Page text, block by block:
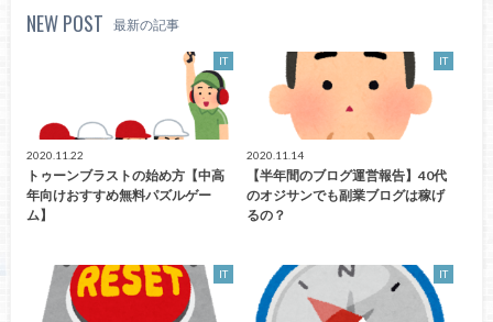
NEW POST 最新の記事
IT
2020.11.22
トゥーンブラストの始め方【中高
年向けおすすめ無料パズルゲー
ム】
IT
2020.11.14
【半年間のブログ運営報告】40代
のオジサンでも副業ブログは稼げ
るの？
IT IT